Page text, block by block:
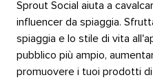
Sprout Social aiuta a
influencer da spiaggia.
spiaggia e lo stile di vita
pubblico più ampio,
promuovere i tuoi prodotti